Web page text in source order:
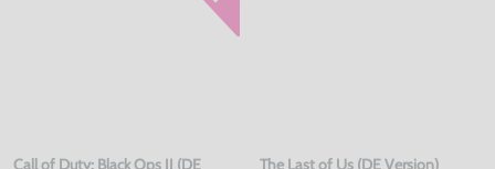
Call of Duty: Black Ops II (DE
The Last of Us (DE Version)